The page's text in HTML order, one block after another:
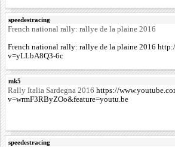
speedestracing
French national rally: rallye de la plaine 2016
French national rally: rallye de la plaine 2016
v=yLLbA8Q3-6c
mk5
Rally Italia Sardegna 2016 https://
v=wrmF3RByZOo&feature=youtu.be
speedestracing